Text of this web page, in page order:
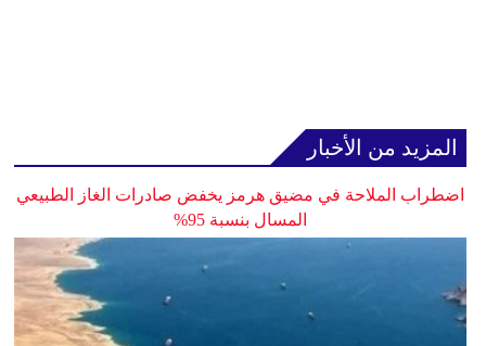
المزيد من الأخبار
اضطراب الملاحة في مضيق هرمز يخفض صادرات الغاز الطبيعي
المسال بنسبة 95%